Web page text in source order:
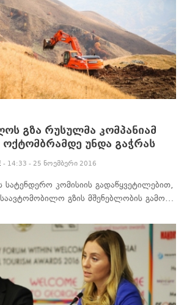
გზა რუსულმა კომპანიამ
ოქტომბრამდე უნდა გაჭრას
- 14:33 - 25 ნოემბერი 2016
სატენდერო კომისიის გადაწყვეტილებით,
გზის მშენებლობის გამო…